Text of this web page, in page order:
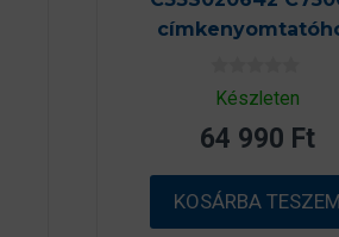
0
a
5
b
ő
l
Készleten
64 990 Ft
KOSÁRBA